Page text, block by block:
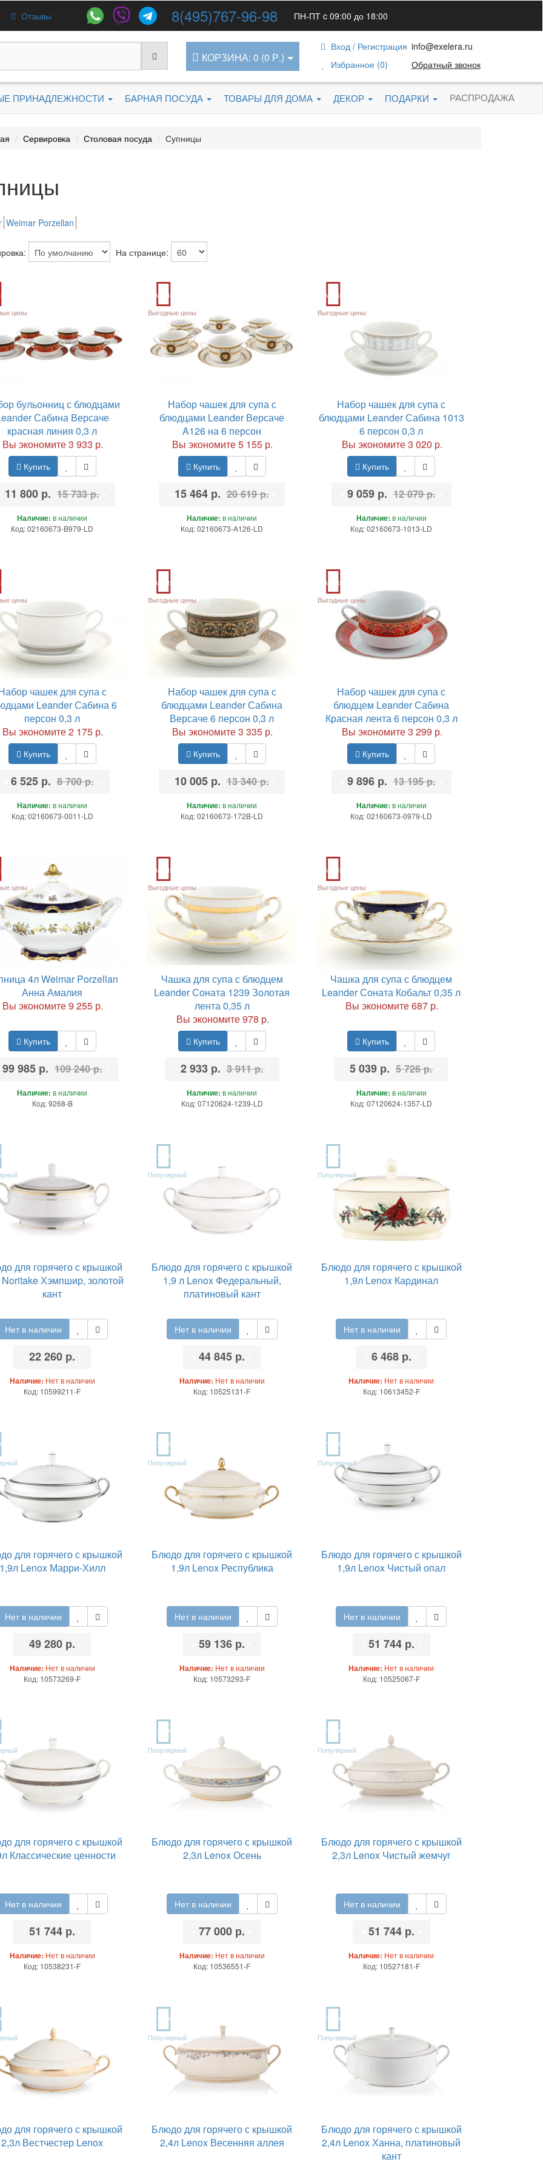
Отзывы 8(495)767-96-98 ПН-ПТ c 09:00 до 18:00
КОРЗИНА: 0 (0 Р.)
Вход / Регистрация
Избранное (0)
info@exelera.ru
Обратный звонок
ПРИНАДЛЕЖНОСТИ БАРНАЯ ПОСУДА ТОВАРЫ ДЛЯ ДОМА ДЕКОР ПОДАРКИ РАСПРОДАЖА
Сервировка Столовая посуда Супницы
Weimar Porzellan
На странице:
цены
бульонниц с блюдцами
Сабина Версаче
красная линия 0,3 л
Вы экономите 3 933 р.
Купить
11 800 р. 15 733 р.
Наличие: в наличии
Код: 02160673-B979-LD
Акция
Выгодные цены
Набор чашек для супа с
блюдцами Leander Версаче
A126 на 6 персон
Вы экономите 5 155 р.
Купить
15 464 р. 20 619 р.
Наличие: в наличии
Код: 02160673-A126-LD
Акция
Выгодные цены
Набор чашек для супа с
блюдцами Leander Сабина 1013
6 персон 0,3 л
Вы экономите 3 020 р.
Купить
9 059 р. 12 079 р.
Наличие: в наличии
Код: 02160673-1013-LD
цены
чашек для супа с
Leander Сабина 6
персон 0,3 л
Вы экономите 2 175 р.
Купить
6 525 р. 8 700 р.
Наличие: в наличии
Код: 02160673-0011-LD
Акция
Выгодные цены
Набор чашек для супа с
блюдцами Leander Сабина
Версаче 6 персон 0,3 л
Вы экономите 3 335 р.
Купить
10 005 р. 13 340 р.
Наличие: в наличии
Код: 02160673-172B-LD
Акция
Выгодные цены
Набор чашек для супа с
блюдцем Leander Сабина
Красная лента 6 персон 0,3 л
Вы экономите 3 299 р.
Купить
9 896 р. 13 195 р.
Наличие: в наличии
Код: 02160673-0979-LD
цены
4л Weimar Porzellan
Анна Амалия
Вы экономите 9 255 р.
Купить
99 985 р. 109 240 р.
Наличие: в наличии
Код: 9268-B
Акция
Выгодные цены
Чашка для супа с блюдцем
Leander Соната 1239 Золотая
лента 0,35 л
Вы экономите 978 р.
Купить
2 933 р. 3 911 р.
Наличие: в наличии
Код: 07120624-1239-LD
Акция
Выгодные цены
Чашка для супа с блюдцем
Leander Соната Кобальт 0,35 л
Вы экономите 687 р.
Купить
5 039 р. 5 726 р.
Наличие: в наличии
Код: 07120624-1357-LD
для горячего с крышкой
Noritake Хэмпшир, золотой
кант
Нет в наличии
22 260 р.
Наличие: Нет в наличии
Код: 10599211-F
TOP
Популярный
Блюдо для горячего с крышкой
1,9 л Lenox Федеральный,
платиновый кант
Нет в наличии
44 845 р.
Наличие: Нет в наличии
Код: 10525131-F
TOP
Популярный
Блюдо для горячего с крышкой
1,9л Lenox Кардинал
Нет в наличии
6 468 р.
Наличие: Нет в наличии
Код: 10613452-F
для горячего с крышкой
1,9л Lenox Марри-Хилл
Нет в наличии
49 280 р.
Наличие: Нет в наличии
Код: 10573269-F
TOP
Популярный
Блюдо для горячего с крышкой
1,9л Lenox Республика
Нет в наличии
59 136 р.
Наличие: Нет в наличии
Код: 10573293-F
TOP
Популярный
Блюдо для горячего с крышкой
1,9л Lenox Чистый опал
Нет в наличии
51 744 р.
Наличие: Нет в наличии
Код: 10525067-F
для горячего с крышкой
Классические ценности
Нет в наличии
51 744 р.
Наличие: Нет в наличии
Код: 10538231-F
TOP
Популярный
Блюдо для горячего с крышкой
2,3л Lenox Осень
Нет в наличии
77 000 р.
Наличие: Нет в наличии
Код: 10536551-F
TOP
Популярный
Блюдо для горячего с крышкой
2,3л Lenox Чистый жемчуг
Нет в наличии
51 744 р.
Наличие: Нет в наличии
Код: 10527181-F
для горячего с крышкой
2,3л Вестчестер Lenox
TOP
Популярный
Блюдо для горячего с крышкой
2,4л Lenox Весенняя аллея
TOP
Популярный
Блюдо для горячего с крышкой
2,4л Lenox Ханна, платиновый
кант